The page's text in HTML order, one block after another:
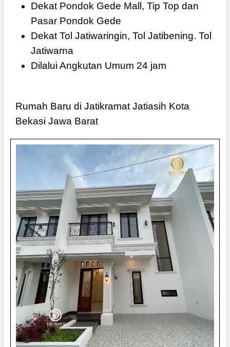
Dekat Pondok Gede Mall, Tip Top dan
Pasar Pondok Gede
Dekat Tol Jatiwaringin, Tol Jatibening. Tol
Jatiwarna
Dilalui Angkutan Umum 24 jam
Rumah Baru di Jatikramat Jatiasih Kota
Bekasi Jawa Barat